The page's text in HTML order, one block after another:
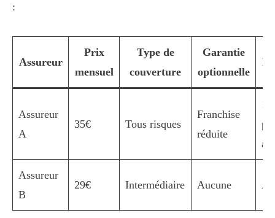
:
Assureur
Prix
mensuel
Type de
couverture
Garantie
optionnelle
Assureur
A
35€ Tous risques
Franchise
réduite
Assureur
B
29€ Intermédiaire Aucune